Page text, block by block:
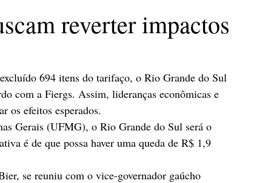
reverter impactos
694 itens do tarifaço, o Rio Grande do Sul
com a Fiergs. Assim, lideranças econômicas e
os efeitos esperados.
Gerais (UFMG), o Rio Grande do Sul será o
é de que possa haver uma queda de R$ 1,9
se reuniu com o vice-governador gaúcho